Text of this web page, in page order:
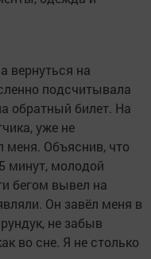
вернуться на
подсчитывала
обратный билет. На
уже не
меня. Объяснив, что
минут, молодой
бегом вывел на
Он завёл меня в
не забыв
во сне. Я не столько